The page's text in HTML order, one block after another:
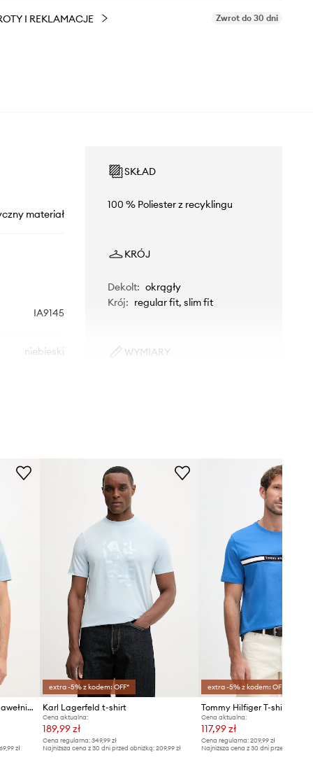
I REKLAMACJE Zwrot do 30 dni
materiał
IA9145
niebieski
SKŁAD
100 % Poliester z recyklingu
KRÓJ
Dekolt: okrągły
Krój: regular fit, slim fit
WYMIARY
Barbour T-shirt basic męski bawełniany ESSENTIALS
zł
extra -5% z kodem: OFF*
Karl Lagerfeld t-shirt
Cena aktualna:
189,99 zł
Cena regularna:349,99 zł
Najniższa cena z 30 dni przed obniżką:209,99 zł
extra -5% z kodem: OFF*
Cena aktualna:
117,99 zł
Cena regularna: 209,99 zł
Najniższa cena z 30 dni przed obniżką: